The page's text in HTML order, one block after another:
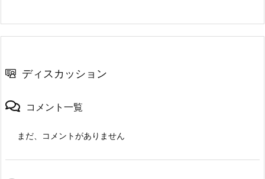
ディスカッション
コメント一覧
まだ、コメントがありません